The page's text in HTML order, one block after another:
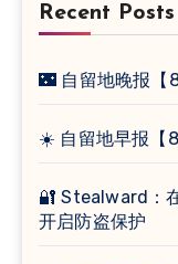
Recent Posts
🌃 自留地晚报【
☀️ 自留地早报【
🔐 Stealward：
开启防盗保护